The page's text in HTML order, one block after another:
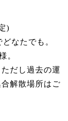
)
なたでも。
。
だし過去の運
解散場所はご